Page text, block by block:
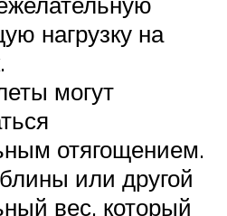
нагрузку на
могут
отягощением.
или другой
вес, который